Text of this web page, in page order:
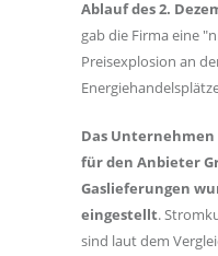
Ablauf des 2.
gab die Firma eine
Preisexplosion an
Das
für den Anbieter
Gaslieferungen
eingestellt.
sind laut dem